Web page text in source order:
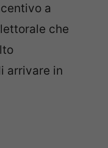
a
che
arrivare in